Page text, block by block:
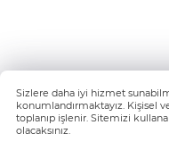
Sizlere daha iyi hizmet
konumlandırmaktayız. Kişisel
toplanıp işlenir. Sitemizi
olacaksınız.